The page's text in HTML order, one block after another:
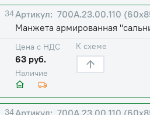
34
700А.23.00.110
Манжета армированная
Наличие
Цена с НДС
63 руб.
К схеме
34
700А.23.00.110